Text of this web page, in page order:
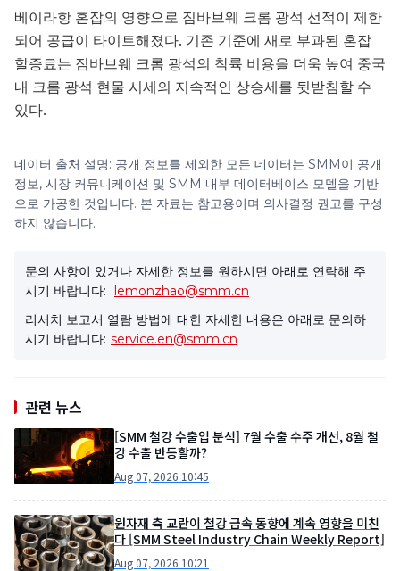
베이라항 혼잡의 영향으로 짐바브웨 크롬 광석 선적이 제한
되어 공급이 타이트해졌다. 기존 기준에 새로 부과된 혼잡
할증료는 짐바브웨 크롬 광석의 착륙 비용을 더욱 높여 중국
내 크롬 광석 현물 시세의 지속적인 상승세를 뒷받침할 수
있다.
데이터 출처 설명: 공개 정보를 제외한 모든 데이터는 SMM이 공개
정보, 시장 커뮤니케이션 및 SMM 내부 데이터베이스 모델을 기반
으로 가공한 것입니다. 본 자료는 참고용이며 의사결정 권고를 구성
하지 않습니다.
문의 사항이 있거나 자세한 정보를 원하시면 아래로 연락해 주
시기 바랍니다: lemonzhao@smm.cn
리서치 보고서 열람 방법에 대한 자세한 내용은 아래로 문의하
시기 바랍니다: service.en@smm.cn
관련 뉴스
[SMM 철강 수출입 분석] 7월 수출 수주 개선, 8월 철
강 수출 반등할까?
Aug 07, 2026 10:45
원자재 측 교란이 철강 금속 동향에 계속 영향을 미친
다 [SMM Steel Industry Chain Weekly Report]
Aug 07, 2026 10:21